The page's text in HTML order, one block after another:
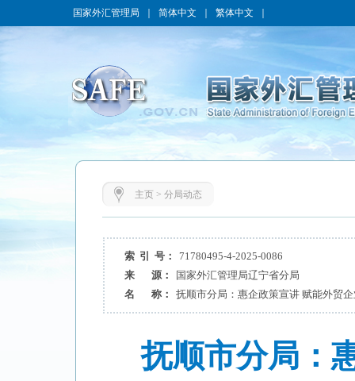
国家外汇管理局 简体中文 繁体中文
主页> 分局动态
索 引 号：
71780495-4-2025-0086
来 源：
国家外汇管理局辽宁省分局
名 称：
抚顺市分局：惠企政策宣讲 赋能外贸
抚顺市分局：